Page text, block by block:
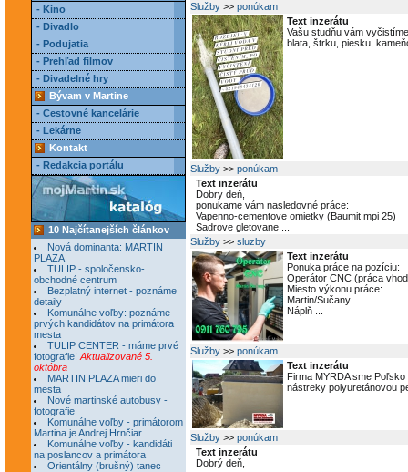
- Kino
- Divadlo
- Podujatia
- Prehľad filmov
- Divadelné hry
Bývam v Martine
- Cestovné kancelárie
- Lekárne
Kontakt
- Redakcia portálu
10 Najčítanejších článkov
Nová dominanta: MARTIN
PLAZA
TULIP - spoločensko-
obchodné centrum
Bezplatný internet - poznáme
detaily
Komunálne voľby: poznáme
prvých kandidátov na primátora
mesta
TULIP CENTER - máme prvé
fotografie! Aktualizované 5.
októbra
MARTIN PLAZA mieri do
mesta
Nové martinské autobusy -
fotografie
Komunálne voľby - primátorom
Martina je Andrej Hrnčiar
Komunálne voľby - kandidáti
na poslancov a primátora
Orientálny (brušný) tanec
Služby >> ponúkam
Text inzerátu
Vašu studňu vám
blata, štrku, piesku,
Služby >> ponúkam
Text inzerátu
Dobry deň,
ponukame vám nasledovné práce:
Vapenno-cementove omietky (Baumit mpi 25)
Sadrove gletovane ...
Služby >> sluzby
Text inzerátu
Ponuka práce na pozíciu:
Operátor CNC (práca
Miesto výkonu práce:
Martin/Sučany
Náplň ...
Služby >> ponúkam
Text inzerátu
Firma MYRDA sme
nástreky polyuretánovou
Služby >> ponúkam
Text inzerátu
Dobrý deň,